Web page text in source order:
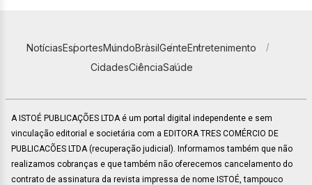
NotíciasEsportesMundoBrasilGenteEntretenimento
CidadesCiênciaSaúde
A ISTOÉ PUBLICAÇÕES LTDA é um portal digital independente e sem
vinculação editorial e societária com a EDITORA TRES COMÉRCIO DE
PUBLICACÕES LTDA (recuperação judicial). Informamos também que não
realizamos cobranças e que também não oferecemos cancelamento do
contrato de assinatura da revista impressa de nome ISTOÉ, tampouco